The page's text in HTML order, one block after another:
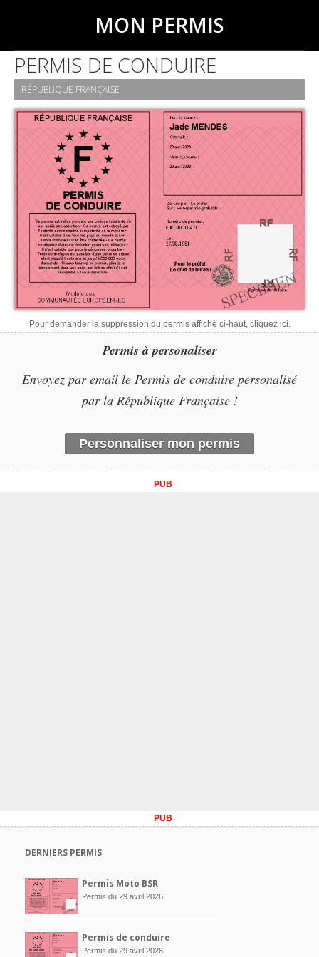
MON PERMIS
PERMIS DE CONDUIRE
RÉPUBLIQUE FRANÇAISE
Pour demander la suppression du permis affiché ci-haut, cliquez ici.
Permis à personaliser
Envoyez par email le Permis de conduire personalisé
par la République Française !
Personnaliser mon permis
PUB
PUB
DERNIERS PERMIS
Permis Moto BSR
Permis du 29 avril 2026
Permis de conduire
Permis du 29 avril 2026